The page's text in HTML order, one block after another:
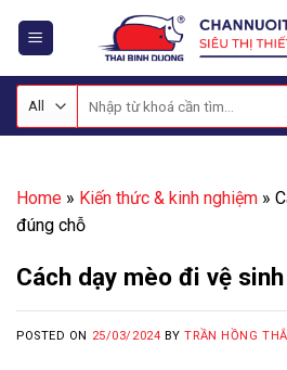
kiếm:
Home » Kiến thức & kinh nghiệm »
đúng chỗ
Cách dạy mèo đi vệ
POSTED ON 25/03/2024 BYTRẦN HỒNG